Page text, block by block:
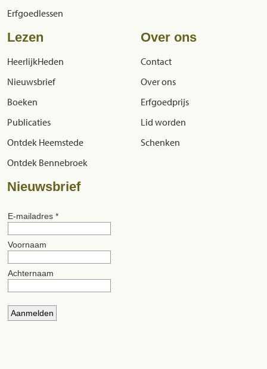
Erfgoedlessen
Lezen
HeerlijkHeden
Nieuwsbrief
Boeken
Publicaties
Ontdek Heemstede
Ontdek Bennebroek
Over ons
Contact
Over ons
Erfgoedprijs
Lid worden
Schenken
Nieuwsbrief